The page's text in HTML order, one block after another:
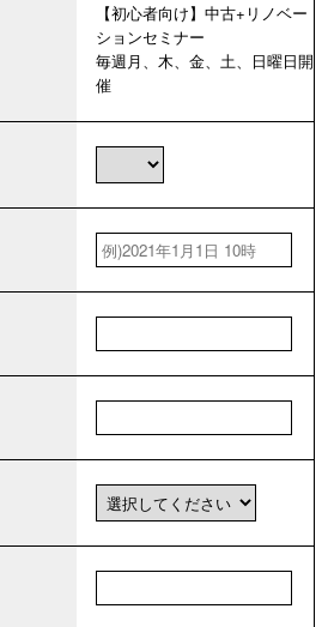
【初心者向け】中古+リノベー
ションセミナー
毎週月、 木、 金、 土、 日曜日開
催